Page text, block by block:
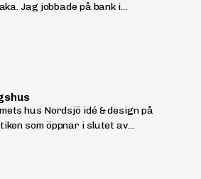
Jag jobbade på bank i...
hus Nordsjö idé & design på
som öppnar i slutet av...